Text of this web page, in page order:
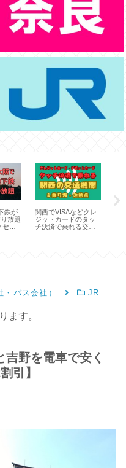
鉄が
放題
ス
関西でVISAなどクレ
ジットカードのタッ
チ決済で乗れる交通
バス会社） JR
ます。
野を電車で安く
引】